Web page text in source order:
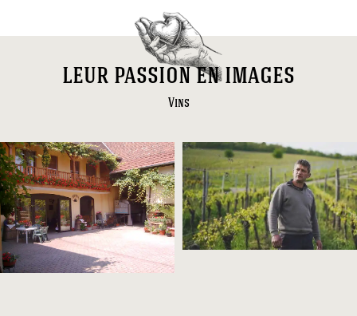
leur passion en images
Vins